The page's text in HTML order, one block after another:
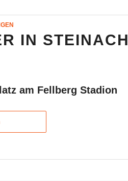
IN STEINACH
am Fellberg Stadion